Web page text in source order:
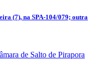
(7), na SPA-104/079; outra